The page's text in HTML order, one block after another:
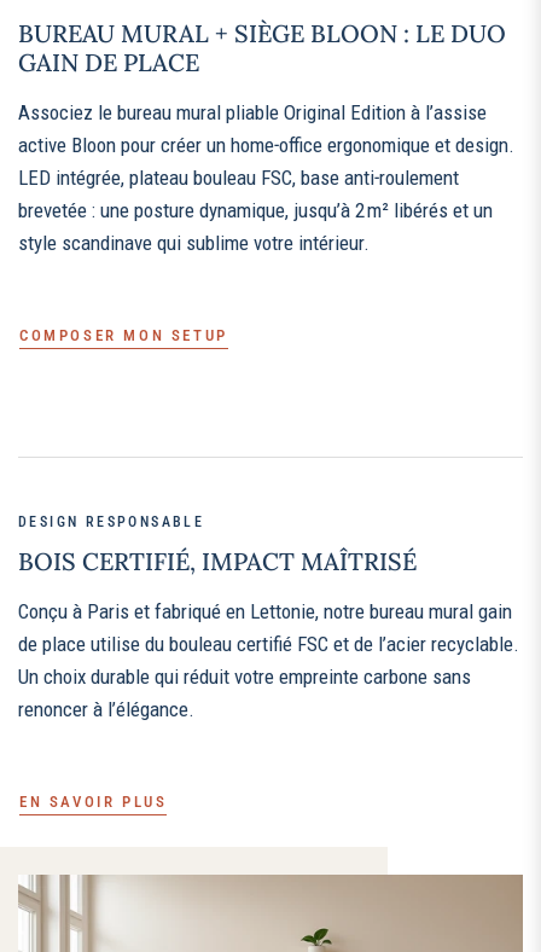
BUREAU MURAL + SIÈGE BLOON : LE DUO
GAIN DE PLACE
Associez le bureau mural pliable Original Edition à l’assise
active Bloon pour créer un home‑office ergonomique et design.
LED intégrée, plateau bouleau FSC, base anti‑roulement
brevetée : une posture dynamique, jusqu’à 2 m² libérés et un
style scandinave qui sublime votre intérieur.
COMPOSER MON SETUP
DESIGN RESPONSABLE
BOIS CERTIFIÉ, IMPACT MAÎTRISÉ
Conçu à Paris et fabriqué en Lettonie, notre bureau mural gain
de place utilise du bouleau certifié FSC et de l’acier recyclable.
Un choix durable qui réduit votre empreinte carbone sans
renoncer à l’élégance.
EN SAVOIR PLUS